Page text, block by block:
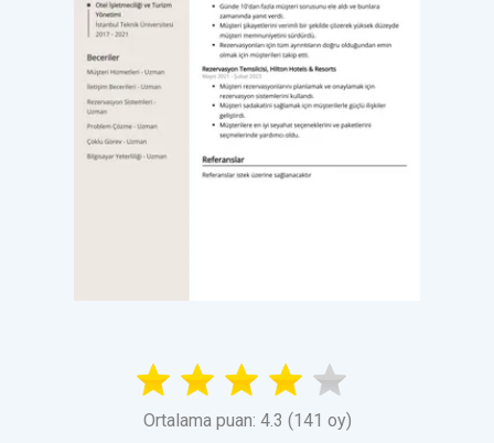
Ortalama puan: 4.3 (141 oy)